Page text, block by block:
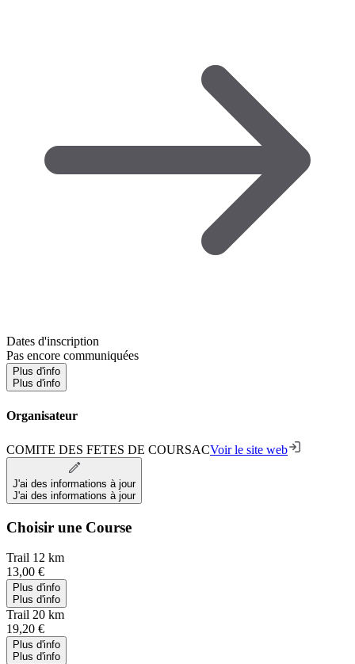
Dates d'inscription
Pas encore communiquées
Plus d'info
Plus d'info
Organisateur
COMITE DES FETES DE COURSACVoir le site web
J'ai des informations à jour
J'ai des informations à jour
Choisir une Course
Trail 12 km
13,00 €
Plus d'info
Plus d'info
Trail 20 km
19,20 €
Plus d'info
Plus d'info